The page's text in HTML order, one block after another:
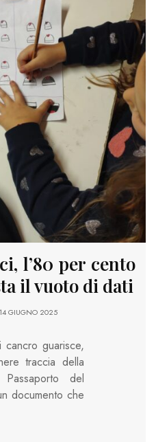
l’80 per cento
il vuoto di dati
GIUGNO 2025
cancro guarisce,
traccia della
del
documento che